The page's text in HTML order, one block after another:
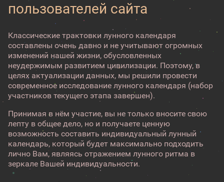
пользователей сайта
Классические трактовки лунного календаря
составлены очень давно и не учитывают огромных
изменений нашей жизни, обусловленных
неудержимым развитием цивилизации. Поэтому, в
целях актуализации данных, мы решили провести
современное исследование лунного календаря (набор
участников текущего этапа завершен).
Принимая в нём участие, вы не только вносите свою
лепту в общее дело, но и получаете ценную
возможность составить индивидуальный лунный
календарь, который будет максимально подходить
лично Вам, являясь отражением лунного ритма в
зеркале Вашей индивидуальности.